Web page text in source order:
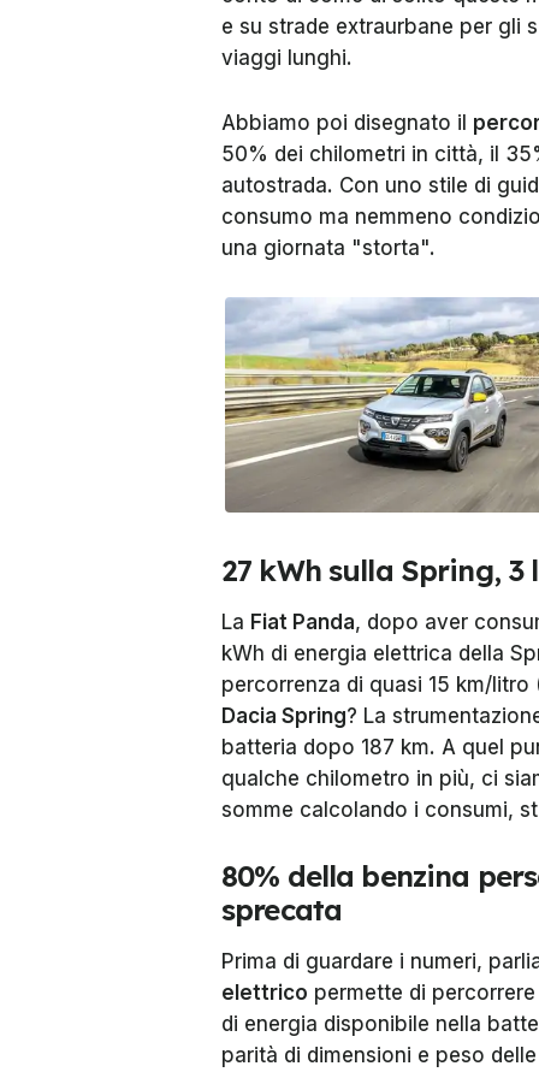
e su strade extraurbane per gli
viaggi lunghi.
Abbiamo poi disegnato il
50% dei chilometri in città, il
autostrada. Con uno stile di
consumo ma nemmeno
una giornata "storta".
27 kWh sulla Spring,
La Fiat Panda, dopo aver
kWh di energia elettrica della
percorrenza di quasi 15 km/
Dacia Spring? La
batteria dopo 187 km. A quel
qualche chilometro in più, ci
somme calcolando i consumi,
80% della benzina
sprecata
Prima di guardare i numeri,
elettrico permette di
di energia disponibile nella
parità di dimensioni e peso